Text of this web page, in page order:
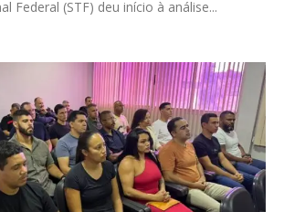
Federal (STF) deu início à análise...